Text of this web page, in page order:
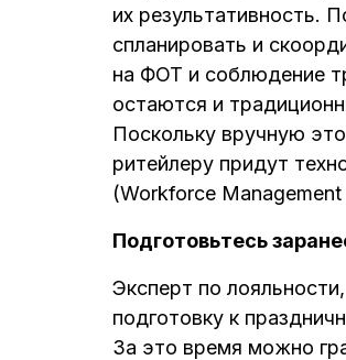
их результативность.
спланировать и
на ФОТ и соблюдение
остаются и
Поскольку вручную
ритейлеру придут
(Workforce
Подготовьтесь
Эксперт по
подготовку к
За это время можно